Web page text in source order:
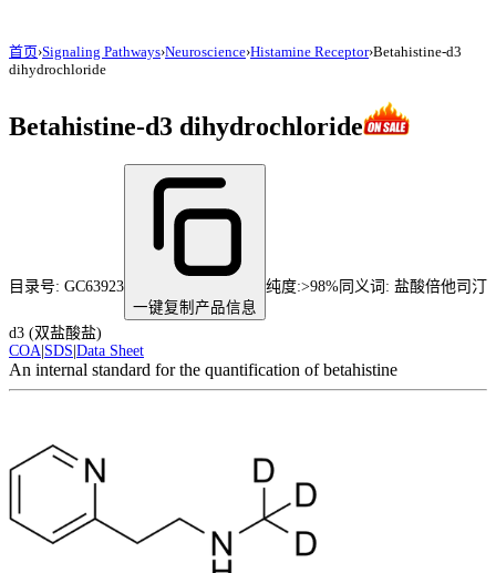
首页›Signaling Pathways›Neuroscience›Histamine Receptor›Betahistine-d3
dihydrochloride
Betahistine-d3 dihydrochloride
目录号: GC63923
一键复制产品信息
纯度:>98% 同义词: 盐酸倍他司汀
d3 (双盐酸盐)
COA SDS Data Sheet
An internal standard for the quantification of betahistine